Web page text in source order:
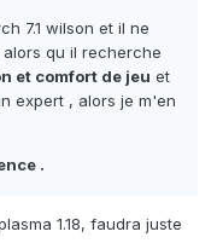
7.1 wilson et il ne
qu il recherche
et comfort de jeu et
expert , alors je m'en
.
1.18, faudra juste